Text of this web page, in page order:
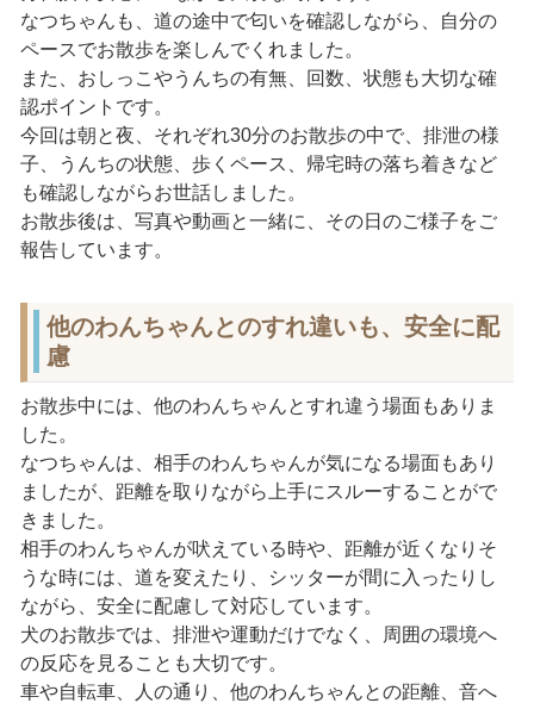
なつちゃんも、道の途中で匂いを確認しながら、自分の
ペースでお散歩を楽しんでくれました。
また、おしっこやうんちの有無、回数、状態も大切な確
認ポイントです。
今回は朝と夜、それぞれ30分のお散歩の中で、排泄の様
子、うんちの状態、歩くペース、帰宅時の落ち着きなど
も確認しながらお世話しました。
お散歩後は、写真や動画と一緒に、その日のご様子をご
報告しています。
他のわんちゃんとのすれ違いも、安全に配
慮
お散歩中には、他のわんちゃんとすれ違う場面もありま
した。
なつちゃんは、相手のわんちゃんが気になる場面もあり
ましたが、距離を取りながら上手にスルーすることがで
きました。
相手のわんちゃんが吠えている時や、距離が近くなりそ
うな時には、道を変えたり、シッターが間に入ったりし
ながら、安全に配慮して対応しています。
犬のお散歩では、排泄や運動だけでなく、周囲の環境へ
の反応を見ることも大切です。
車や自転車、人の通り、他のわんちゃんとの距離、音へ